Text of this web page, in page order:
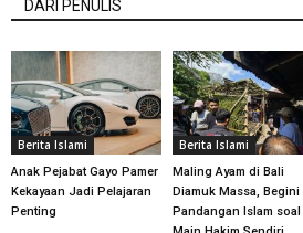
DARI PENULIS
Berita Islami
Anak Pejabat Gayo Pamer
Kekayaan Jadi Pelajaran
Penting
Berita Islami
Maling Ayam di Bali
Diamuk Massa, Begini
Pandangan Islam soal